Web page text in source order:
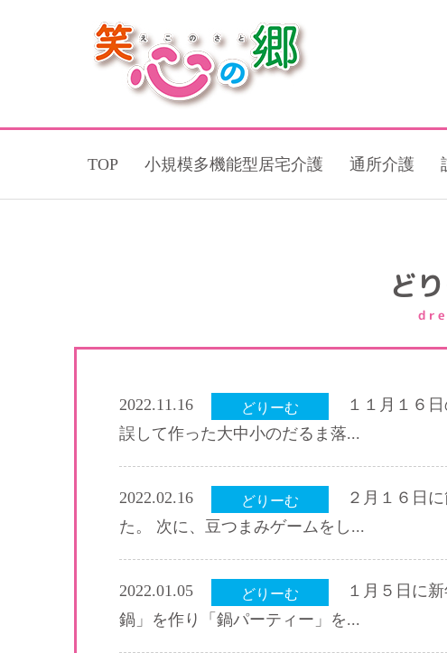
TOP 小規模多機能型居宅介護 通所介護
ど
2022.11.16 どりーむ
１１月１６
誤して作った大中小のだるま落...
2022.02.16 どりーむ
２月１６日
た。 次に、豆つまみゲームをし...
2022.01.05 どりーむ
１月５日に
鍋」を作り「鍋パーティー」を...